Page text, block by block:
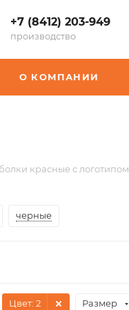
+7 (8412) 203-949
производство
О КОМПАНИИ
красные с логотипом
черные
Цвет: 2 Размер